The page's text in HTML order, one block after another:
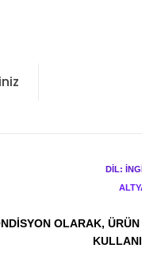
DİL:
OLARAK,